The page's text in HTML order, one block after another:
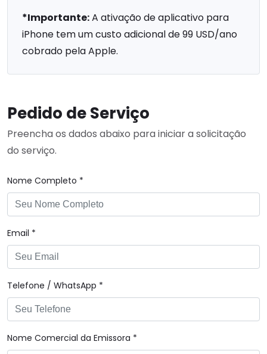
Pedido de Serviço
Preencha os dados abaixo para iniciar a solicitação
do serviço.
Nome Completo *
Email *
Telefone / WhatsApp *
Nome Comercial da Emissora *
*Importante:A ativação de aplicativo para
iPhone tem um custo adicional de 99 USD/ano
cobrado pela Apple.